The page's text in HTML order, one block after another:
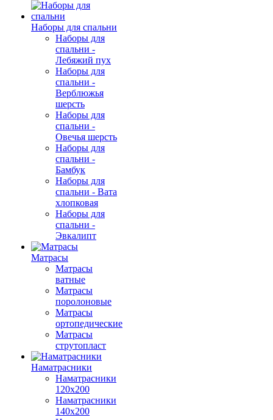
Наборы для спальни
Наборы для
спальни -
Лебяжий пух
Наборы для
спальни -
Верблюжья
шерсть
Наборы для
спальни -
Овечья шерсть
Наборы для
спальни -
Бамбук
Наборы для
спальни - Вата
хлопковая
Наборы для
спальни -
Эвкалипт
Матрасы
Матрасы
ватные
Матрасы
поролоновые
Матрасы
ортопедические
Матрасы
струтопласт
Наматрасники
Наматрасники
120х200
Наматрасники
140х200